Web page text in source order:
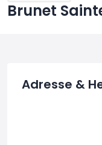
Brunet
Adresse &